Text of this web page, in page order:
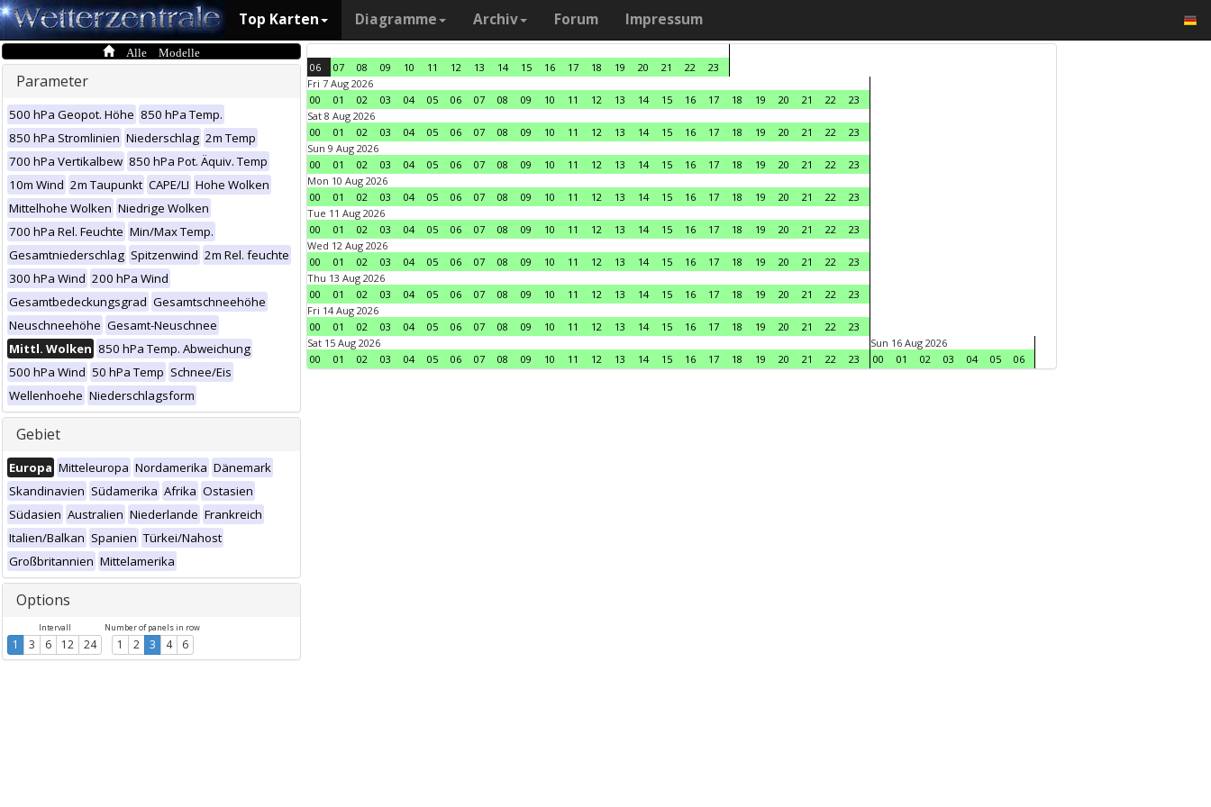
Top Karten Diagramme Archiv Forum Impressum
Alle Modelle
Parameter
500 hPa Geopot. Höhe 850 hPa Temp.
850 hPa Stromlinien Niederschlag 2m Temp
700 hPa Vertikalbew 850 hPa Pot. Äquiv. Temp
10m Wind 2m Taupunkt CAPE/LI Hohe Wolken
Mittelhohe Wolken Niedrige Wolken
700 hPa Rel. Feuchte Min/Max Temp.
Gesamtniederschlag Spitzenwind 2m Rel. feuchte
300 hPa Wind 200 hPa Wind
Gesamtbedeckungsgrad Gesamtschneehöhe
Neuschneehöhe Gesamt-Neuschnee
Mittl. Wolken 850 hPa Temp. Abweichung
500 hPa Wind 50 hPa Temp Schnee/Eis
Wellenhoehe Niederschlagsform
Gebiet
Europa Mitteleuropa Nordamerika Dänemark
Skandinavien Südamerika Afrika Ostasien
Südasien Australien Niederlande Frankreich
Italien/Balkan Spanien Türkei/Nahost
Großbritannien Mittelamerika
Options
Intervall
1 3 6 12 24
Number of panels in row
1 2 3 4 6
06 07 08 09 10 11 12 13 14 15 16 17 18 19 20 21 22
23
Fri 7 Aug 2026
00
01 02 03 04 05 06 07 08 09 10 11 12 13 14 15 16 17 18 19 20 21 22
23
Sat 8 Aug 2026
00
01 02 03 04 05 06 07 08 09 10 11 12 13 14 15 16 17 18 19 20 21 22
23
Sun 9 Aug 2026
00
01 02 03 04 05 06 07 08 09 10 11 12 13 14 15 16 17 18 19 20 21 22
23
Mon 10 Aug 2026
00
01 02 03 04 05 06 07 08 09 10 11 12 13 14 15 16 17 18 19 20 21 22
23
Tue 11 Aug 2026
00
01 02 03 04 05 06 07 08 09 10 11 12 13 14 15 16 17 18 19 20 21 22
23
Wed 12 Aug 2026
00
01 02 03 04 05 06 07 08 09 10 11 12 13 14 15 16 17 18 19 20 21 22
23
Thu 13 Aug 2026
00
01 02 03 04 05 06 07 08 09 10 11 12 13 14 15 16 17 18 19 20 21 22
23
Fri 14 Aug 2026
00
01 02 03 04 05 06 07 08 09 10 11 12 13 14 15 16 17 18 19 20 21 22
23
Sat 15 Aug 2026
00
01 02 03 04 05 06 07 08 09 10 11 12 13 14 15 16 17 18 19 20 21 22 23
Sun 16 Aug 2026
00
01 02 03 04 05 06